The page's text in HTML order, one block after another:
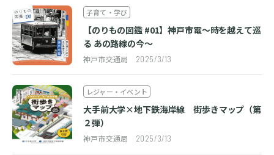
子育て・学び
【のりもの図鑑 #01】神戸市電～時を越えて巡
る あの路線の今～
神戸市交通局 2025/3/13
レジャー・イベント
大手前大学×地下鉄海岸線 街歩きマップ（第
２弾）
神戸市交通局 2025/3/13